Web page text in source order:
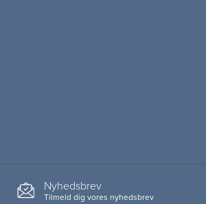
Nyhedsbrev
Tilmeld dig vores nyhedsbrev